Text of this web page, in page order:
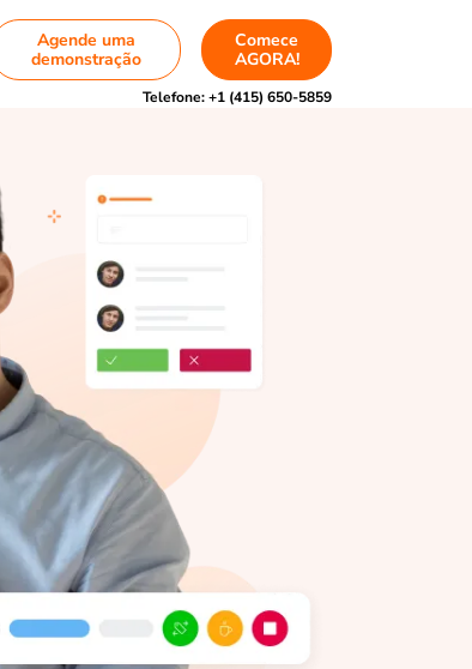
Agende uma
demonstração
Comece
AGORA!
Telefone:+1 (415) 650-5859